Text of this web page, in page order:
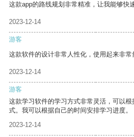
这款app的路线规划非常精准，让我能够快
2023-12-14
游客
这款软件的设计非常人性化，使用起来非常
2023-12-14
游客
这款学习软件的学习方式非常灵活，可以
式。我可以根据自己的时间安排学习进度。
2023-12-14